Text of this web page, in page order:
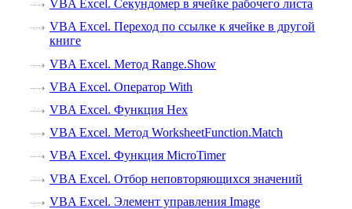
VBA Excel. Секундомер в ячейке рабочего листа
VBA Excel. Переход по ссылке к ячейке в другой
книге
VBA Excel. Метод Range.Show
VBA Excel. Оператор With
VBA Excel. Функция Hex
VBA Excel. Метод WorksheetFunction.Match
VBA Excel. Функция MicroTimer
VBA Excel. Отбор неповторяющихся значений
VBA Excel. Элемент управления Image